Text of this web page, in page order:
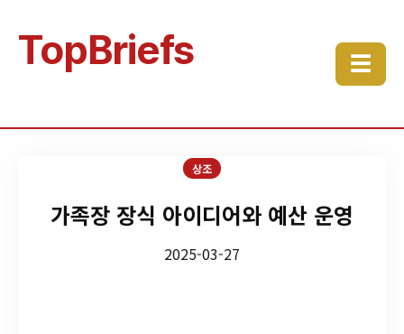
TopBriefs ☰
상조
가족장 장식 아이디어와 예산 운영
2025-03-27